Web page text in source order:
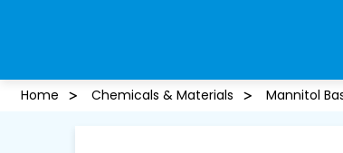
Home Chemicals & Materials Mannitol